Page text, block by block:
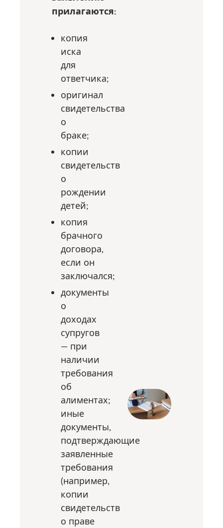
прилагаются:
копия
иска
для
ответчика;
оригинал
свидетельства
о
браке;
копии
свидетельств
о
рождении
детей;
копия
брачного
договора,
если он
заключался;
документы
о
доходах
супругов
— при
наличии
требования
об
алиментах;
иные
документы,
подтверждающие
заявленные
требования
(например,
копии
свидетельств
о праве